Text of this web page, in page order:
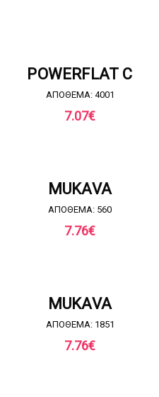
POWERFLAT C
ΑΠΟΘΕΜΑ: 4001
7.07€
MUKAVA
ΑΠΟΘΕΜΑ: 560
7.76€
MUKAVA
ΑΠΟΘΕΜΑ: 1851
7.76€